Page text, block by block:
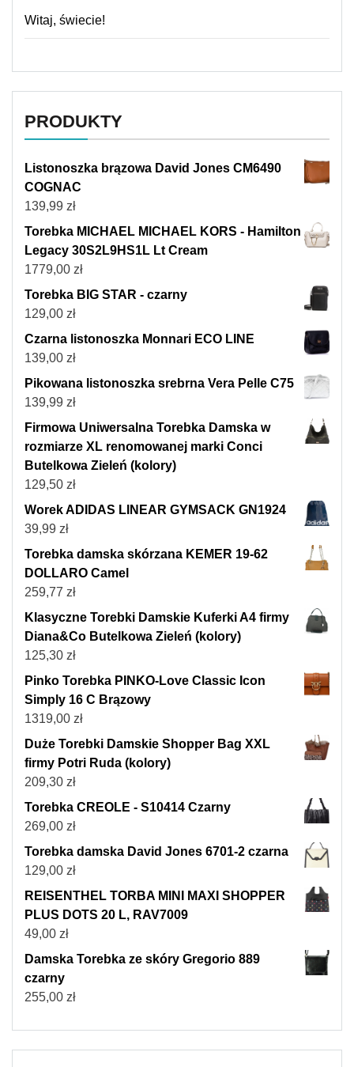
Witaj, świecie!
PRODUKTY
Listonoszka brązowa David Jones CM6490
COGNAC
139,99 zł
Torebka MICHAEL MICHAEL KORS - Hamilton
Legacy 30S2L9HS1L Lt Cream
1779,00 zł
Torebka BIG STAR - czarny
129,00 zł
Czarna listonoszka Monnari ECO LINE
139,00 zł
Pikowana listonoszka srebrna Vera Pelle C75
139,99 zł
Firmowa Uniwersalna Torebka Damska w
rozmiarze XL renomowanej marki Conci
Butelkowa Zieleń (kolory)
129,50 zł
Worek ADIDAS LINEAR GYMSACK GN1924
39,99 zł
Torebka damska skórzana KEMER 19-62
DOLLARO Camel
259,77 zł
Klasyczne Torebki Damskie Kuferki A4 firmy
Diana&Co Butelkowa Zieleń (kolory)
125,30 zł
Pinko Torebka PINKO-Love Classic Icon
Simply 16 C Brązowy
1319,00 zł
Duże Torebki Damskie Shopper Bag XXL
firmy Potri Ruda (kolory)
209,30 zł
Torebka CREOLE - S10414 Czarny
269,00 zł
Torebka damska David Jones 6701-2 czarna
129,00 zł
REISENTHEL TORBA MINI MAXI SHOPPER
PLUS DOTS 20 L, RAV7009
49,00 zł
Damska Torebka ze skóry Gregorio 889
czarny
255,00 zł